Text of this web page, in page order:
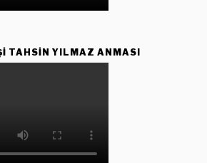
TAHSİN YILMAZ ANMASI